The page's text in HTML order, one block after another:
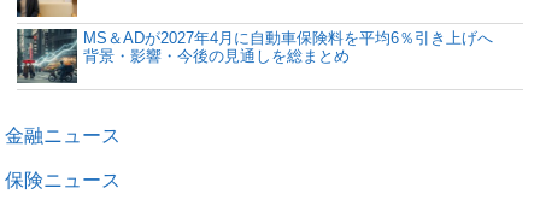
MS＆ADが2027年4月に自動車保険料を平均6％引き上げへ
背景・影響・今後の見通しを総まとめ
金融ニュース
保険ニュース